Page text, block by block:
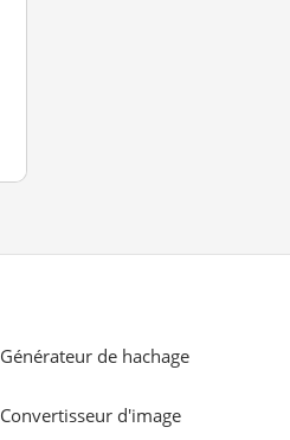
Générateur de hachage
Convertisseur d'image